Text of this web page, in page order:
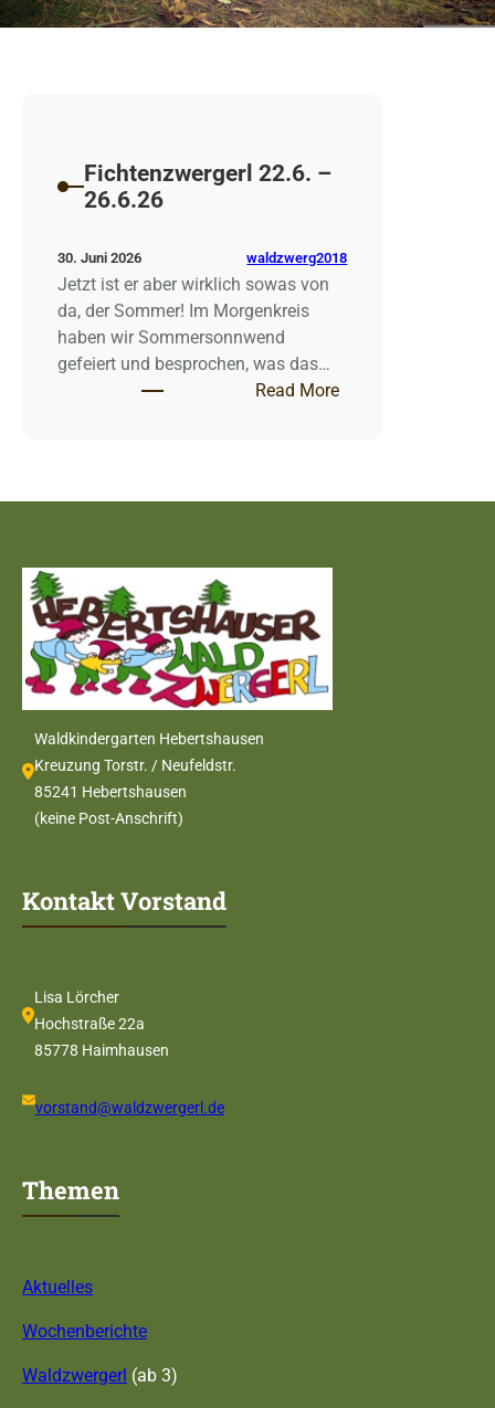
Fichtenzwergerl 22.6. –
26.6.26
30. Juni 2026 waldzwerg2018
Jetzt ist er aber wirklich sowas von
da, der Sommer! Im Morgenkreis
haben wir Sommersonnwend
gefeiert und besprochen, was das…
Read More: Fichtenzwergerl
Waldkindergarten Hebertshausen
Kreuzung Torstr. / Neufeldstr.
85241 Hebertshausen
(keine Post-Anschrift)
Kontakt Vorstand
Lisa Lörcher
Hochstraße 22a
85778 Haimhausen
vorstand@waldzwergerl.de
Themen
Aktuelles
Wochenberichte
Waldzwergerl (ab 3)